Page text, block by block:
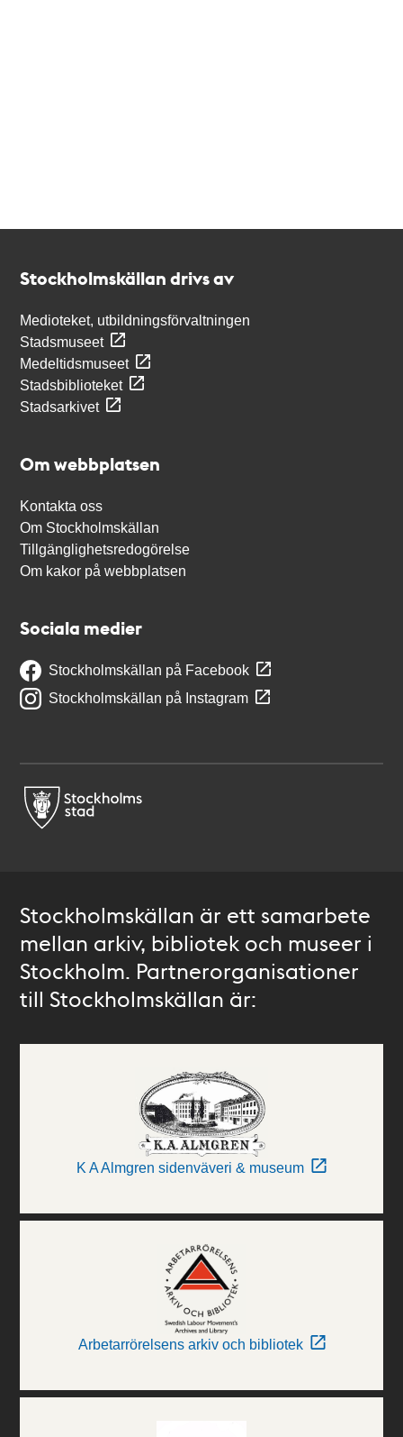
Stockholmskällan drivs av
Medioteket, utbildningsförvaltningen
Stadsmuseet
Medeltidsmuseet
Stadsbiblioteket
Stadsarkivet
Om webbplatsen
Kontakta oss
Om Stockholmskällan
Tillgänglighetsredogörelse
Om kakor på webbplatsen
Sociala medier
Stockholmskällan på Facebook
Stockholmskällan på Instagram
Stockholmskällan är ett samarbete
mellan arkiv, bibliotek och museer i
Stockholm. Partnerorganisationer
till Stockholmskällan är:
K A Almgren sidenväveri & museum
Arbetarrörelsens arkiv och bibliotek